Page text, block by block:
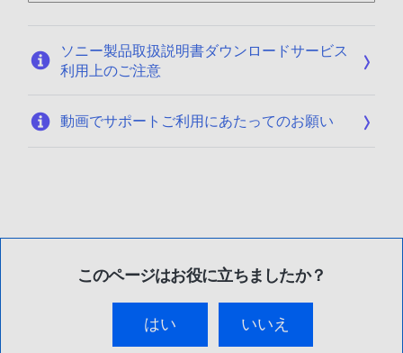
ソニー製品取扱説明書ダウンロードサービス
利用上のご注意
動画でサポートご利用にあたってのお願い
このページはお役に立ちましたか？
はい いいえ